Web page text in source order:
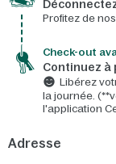
Profitez de
Check-out
Continuez à
Libérez
la journée.
l'application
Adresse